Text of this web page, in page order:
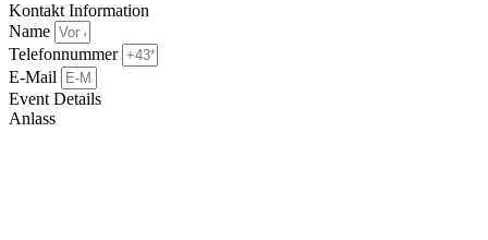
Kontakt Information
Name
Telefonnummer
E-Mail
Event Details
Anlass